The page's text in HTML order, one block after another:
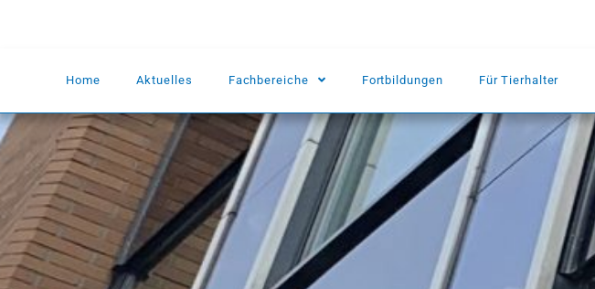
Home Aktuelles Fachbereiche Fortbildungen Für Tierhalter